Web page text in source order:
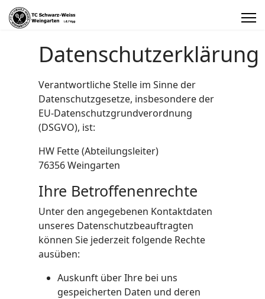
Datenschutzerklärung
Verantwortliche Stelle im Sinne der
Datenschutzgesetze, insbesondere der
EU-Datenschutzgrundverordnung
(DSGVO), ist:
HW Fette (Abteilungsleiter)
76356 Weingarten
Ihre Betroffenenrechte
Unter den angegebenen Kontaktdaten
unseres Datenschutzbeauftragten
können Sie jederzeit folgende Rechte
ausüben:
Auskunft über Ihre bei uns
gespeicherten Daten und deren